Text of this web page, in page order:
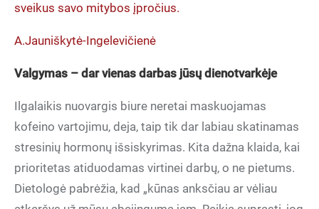
sveikus savo mitybos įpročius.
A.Jauniškytė-Ingelevičienė
Valgymas – dar vienas darbas jūsų dienotvarkėje
Ilgalaikis nuovargis biure neretai maskuojamas
kofeino vartojimu, deja, taip tik dar labiau skatinamas
stresinių hormonų išsiskyrimas. Kita dažna klaida, kai
prioritetas atiduodamas virtinei darbų, o ne pietums.
Dietologė pabrėžia, kad „kūnas anksčiau ar vėliau